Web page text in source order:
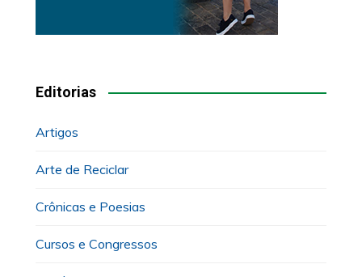
Editorias
Artigos
Arte de Reciclar
Crônicas e Poesias
Cursos e Congressos